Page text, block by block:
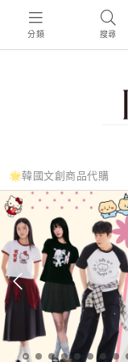
分類 搜尋
🌟韓國文創商品代購